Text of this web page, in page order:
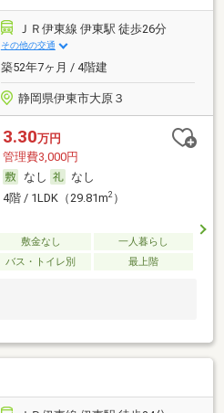
ＪＲ伊東線 伊東駅 徒歩26分
その他の交通
築52年7ヶ月 / 4階建
静岡県伊東市大原３
3.30万円
管理費3,000円
なし
なし
4階 / 1LDK（29.81m2）
敷金なし
一人暮らし
バス・トイレ別 最上階